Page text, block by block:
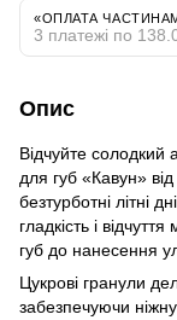
«ОПЛАТА
3 платежі по
Опис
Відчуйте солодкий
для губ «Кавун»
безтурботні літні
гладкість і
губ до нанесення
Цукрові гранули
забезпечуючи